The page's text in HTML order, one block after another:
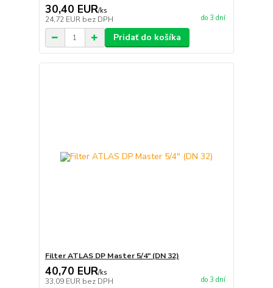
30,40 EUR/ks
24,72 EUR bez DPH do 3 dní
Pridať do košíka
Filter ATLAS DP Master 5/4" (DN 32)
40,70 EUR/ks
33,09 EUR bez DPH do 3 dní